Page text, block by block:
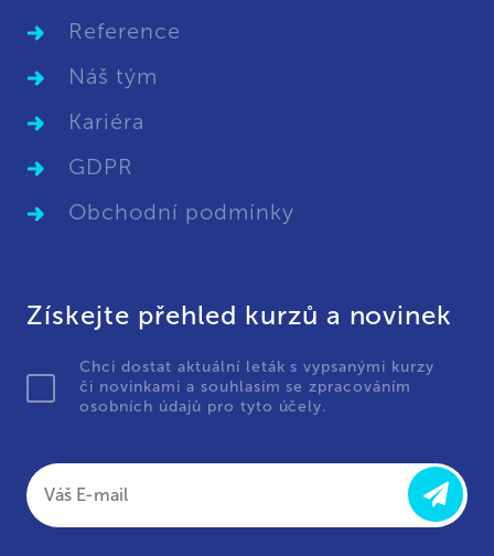
Reference
Náš tým
Kariéra
GDPR
Obchodní podmínky
Získejte přehled kurzů a novinek
Chci dostat aktuální leták s vypsanými kurzy
či novinkami a souhlasím se zpracováním
osobních údajů pro tyto účely.